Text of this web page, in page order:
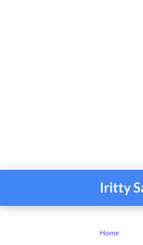
Iritty
Home